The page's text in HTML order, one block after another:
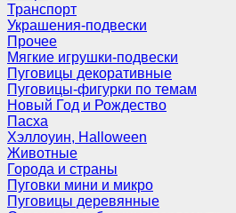
Транспорт
Украшения-подвески
Прочее
Мягкие игрушки-подвески
Пуговицы декоративные
Пуговицы-фигурки по темам
Новый Год и Рождество
Пасха
Хэллоуин, Halloween
Животные
Города и страны
Пуговки мини и микро
Пуговицы деревянные